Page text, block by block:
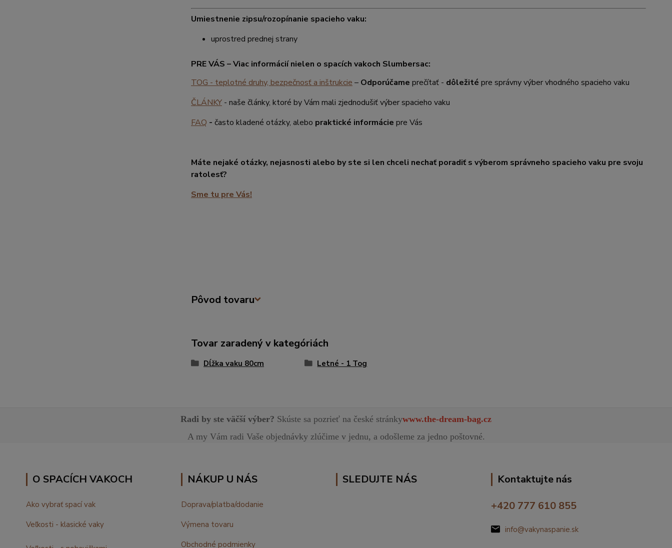
Umiestnenie zipsu/rozopínanie spacieho vaku:
uprostred prednej strany
PRE VÁS – Viac informácií nielen o spacích vakoch Slumbersac:
TOG - teplotné druhy, bezpečnosť a inštrukcie – Odporúčame prečítať - dôležité pre správny výber vhodného spacieho vaku
ČLÁNKY- naše články, ktoré by Vám mali zjednodušiť výber spacieho vaku
FAQ - často kladené otázky, alebo praktické informácie pre Vás
Máte nejaké otázky, nejasnosti alebo by ste si len chceli nechať poradiť s výberom správneho spacieho vaku pre svoju
ratolesť?
Sme tu pre Vás!
Pôvod tovaru
Tovar zaradený v kategóriách
Dĺžka vaku 80cm Letné - 1 Tog
Radi by ste väčší výber? Skúste sa pozrieť na české stránkywww.the-dream-bag.cz
A my Vám radi Vaše objednávky zlúčime v jednu, a odošleme za jedno poštovné.
O SPACÍCH VAKOCH
Ako vybrať spací vak
Veľkosti - klasické vaky
NÁKUP U NÁS
Doprava/platba/dodanie
Výmena tovaru
Obchodné podmienky
SLEDUJTE NÁS
Kontaktujte nás
+420 777 610 855
info@vakynaspanie.sk